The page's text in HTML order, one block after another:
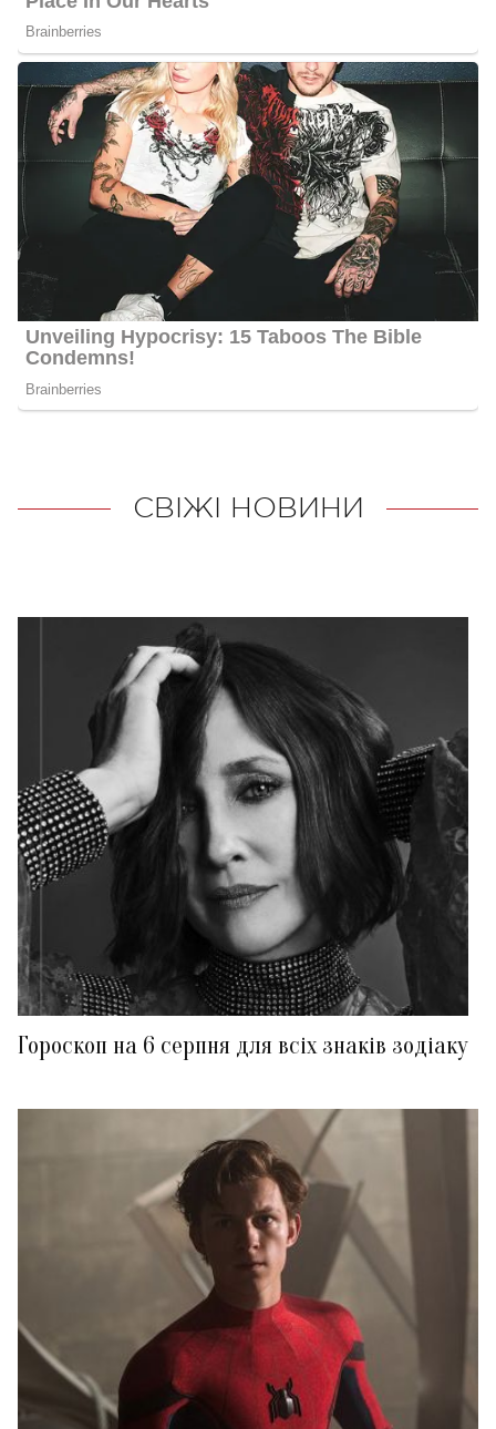
СВІЖІ НОВИНИ
Гороскоп на 6 серпня для всіх знаків зодіаку